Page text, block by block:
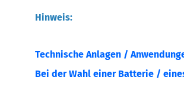
Hinweis:
Technische Anlagen /
Bei der Wahl einer Batterie /